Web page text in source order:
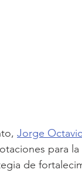
Jorge
para
de